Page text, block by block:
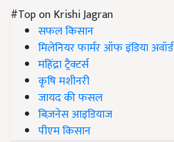
#Top on Krishi Jagran
सफल किसान
मिलेनियर फार्मर ऑफ इंडिया अवॉर्ड
महिंद्रा ट्रैक्टर्स
कृषि मशीनरी
जायद की फसल
बिज़नेस आइडियाज
पीएम किसान